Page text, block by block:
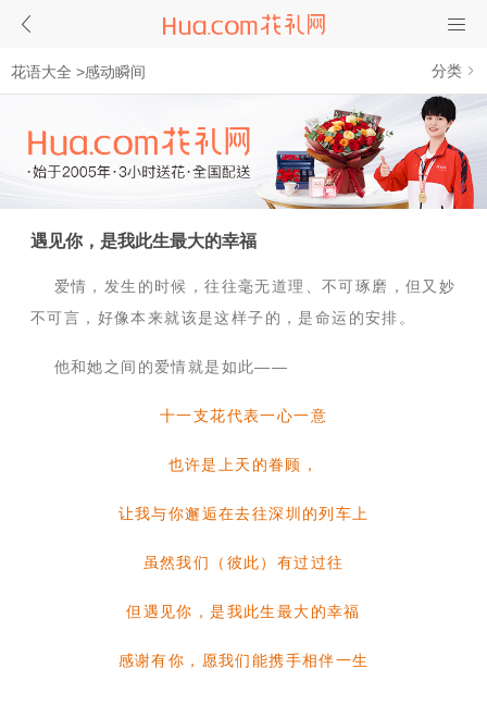
花语大全 >感动瞬间 分类
遇见你，是我此生最大的幸福
爱情，发生的时候，往往毫无道理、不可琢磨，但又妙
不可言，好像本来就该是这样子的，是命运的安排。
他和她之间的爱情就是如此——
十一支花代表一心一意
也许是上天的眷顾，
让我与你邂逅在去往深圳的列车上
虽然我们（彼此）有过过往
但遇见你，是我此生最大的幸福
感谢有你，愿我们能携手相伴一生